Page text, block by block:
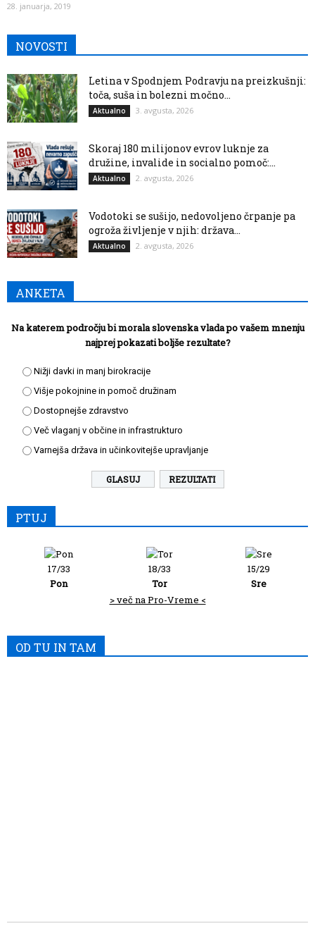
28. januarja, 2019
NOVOSTI
Letina v Spodnjem Podravju na preizkušnji:
toča, suša in bolezni močno...
Aktualno 3. avgusta, 2026
Skoraj 180 milijonov evrov luknje za
družine, invalide in socialno pomoč:...
Aktualno 2. avgusta, 2026
Vodotoki se sušijo, nedovoljeno črpanje pa
ogroža življenje v njih: država...
Aktualno 2. avgusta, 2026
ANKETA
Na katerem področju bi morala slovenska vlada po vašem mnenju
najprej pokazati boljše rezultate?
Nižji davki in manj birokracije
Višje pokojnine in pomoč družinam
Dostopnejše zdravstvo
Več vlaganj v občine in infrastrukturo
Varnejša država in učinkovitejše upravljanje
REZULTATI
PTUJ
17/33
Pon
18/33
Tor
15/29
Sre
> več na Pro-Vreme <
OD TU IN TAM